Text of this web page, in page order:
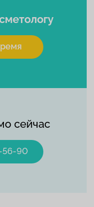
сейчас
56-90